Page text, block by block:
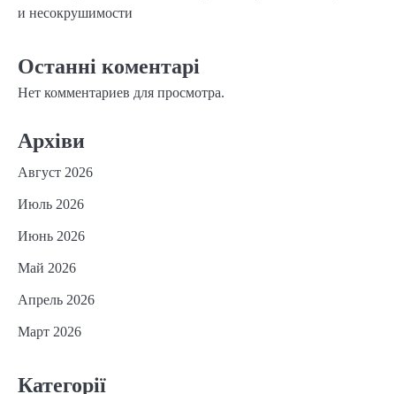
и несокрушимости
Останні коментарі
Нет комментариев для просмотра.
Архіви
Август 2026
Июль 2026
Июнь 2026
Май 2026
Апрель 2026
Март 2026
Категорії